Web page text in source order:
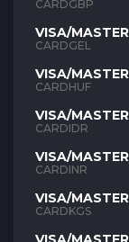
GBP
CARDGBP
VISA/
GEL
CARDGEL
VISA/
HUF
CARDHUF
VISA/
IDR
CARDIDR
VISA/
INR
CARDINR
VISA/
KGS
CARDKGS